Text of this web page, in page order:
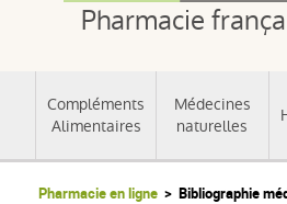
Pharmacie
Compléments
Alimentaires
Médecines
naturelles
Pharmacie en ligne Bibliographie